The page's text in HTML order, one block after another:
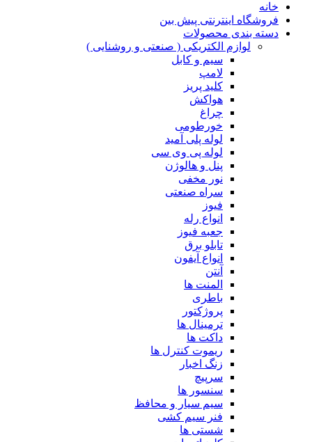
خانه
فروشگاه اینترنتی پیش بین
دسته بندی محصولات
لوازم الکتریکی ( صنعتی و روشنایی )
سیم و کابل
لامپ
کلید پریز
هواکش
چراغ
خورطومی
لوله پلی آمید
لوله پی وی سی
پنل و هالوژن
نور مخفی
سراه صنعتی
فیوز
انواع رله
جعبه فیوز
تابلو برق
انواع آیفون
آنتن
المنت ها
باطری
پروژکتور
ترمینال ها
داکت ها
ریموت کنترل ها
زنگ اخبار
سرپیچ
سنسور ها
سیم سیار و محافظ
فنر سیم کشی
شستی ها